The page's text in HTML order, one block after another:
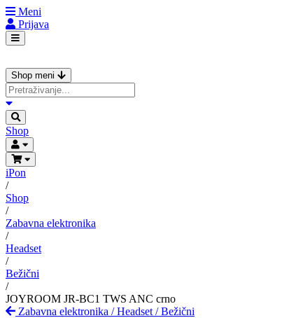
Meni
Prijava
Shop meni
Shop
iPon
/
Shop
/
Zabavna elektronika
/
Headset
/
Bežični
/
JOYROOM JR-BC1 TWS ANC crno
Zabavna elektronika /Headset /Bežični